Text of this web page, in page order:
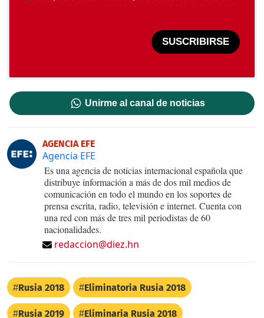
SUSCRIBIRSE
Unirme al canal de noticias
AGENCIA EFE
Agencia EFE
Es una agencia de noticias internacional española que
distribuye información a más de dos mil medios de
comunicación en todo el mundo en los soportes de
prensa escrita, radio, televisión e internet. Cuenta con
una red con más de tres mil periodistas de 60
nacionalidades.
redaccion@diez.hn
Rusia 2018 Eliminatoria Rusia 2018
Rusia 2019 Eliminaria Rusia 2018